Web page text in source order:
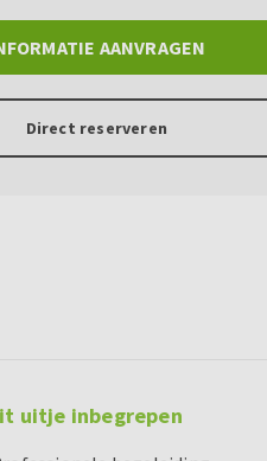
AANVRAGEN
Direct reserveren
uitje inbegrepen